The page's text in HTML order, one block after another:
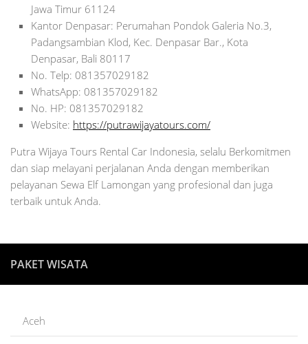
Jawa Timur 61124
Kantor Denpasar: Perumahan Pondok Galeria No.3,
Padangsambian Klod, Kec. Denpasar Bar., Kota
Denpasar, Bali 80117
No. Telp: 081357029182
WhatsApp: 081357029182
No. HP: 081357029182
Website: https://putrawijayatours.com/
Putra Wijaya Tours Rental Car Indonesia, selalu Berkomitmen
dan siap melayani perjalanan Anda dengan memberikan
pelayanan Sewa Elf Lamongan yang profesional dan juga
terbaik untuk Anda.
PAKET WISATA
Aceh